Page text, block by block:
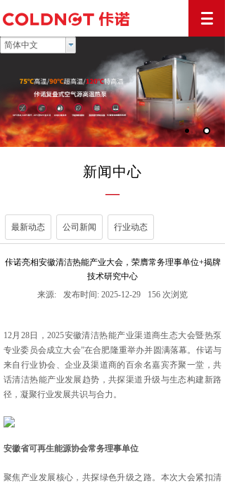
简体中文
新闻中心
—
最新动态 公司新闻 行业动态
佧诺亮相安徽清洁热能产业大会，荣膺常务理事单位+揭牌
技术研究中心
来源:
发布时间: 2025-12-29 156 次浏览
12月28日，2025安徽清洁热能产业渠道商生态大会暨热泵
专业委员会成立大会”在合肥隆重举办并圆满落幕。佧诺与
来自行业协会、企业及渠道商的百余名嘉宾齐聚一堂，共
话清洁热能产业发展趋势，共探渠道升级与生态构建新路
径，凝聚行业发展共识与合力。
安徽省可再生能源协会常务理事单位
聚焦产业发展核心，共探绿色升级之路。本次大会紧扣清